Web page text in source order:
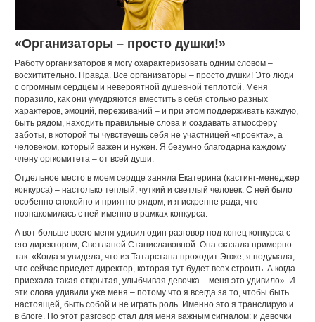
«Организаторы – просто душки!»
Работу организаторов я могу охарактеризовать одним словом –
восхитительно. Правда. Все организаторы – просто душки! Это люди
с огромным сердцем и невероятной душевной теплотой. Меня
поразило, как они умудряются вместить в себя столько разных
характеров, эмоций, переживаний – и при этом поддерживать каждую,
быть рядом, находить правильные слова и создавать атмосферу
заботы, в которой ты чувствуешь себя не участницей «проекта», а
человеком, который важен и нужен. Я безумно благодарна каждому
члену оргкомитета – от всей души.
Отдельное место в моем сердце заняла Екатерина (кастинг-менеджер
конкурса) – настолько теплый, чуткий и светлый человек. С ней было
особенно спокойно и приятно рядом, и я искренне рада, что
познакомилась с ней именно в рамках конкурса.
А вот больше всего меня удивил один разговор под конец конкурса с
его директором, Светланой Станиславовной. Она сказала примерно
так: «Когда я увидела, что из Татарстана проходит Энже, я подумала,
что сейчас приедет директор, которая тут будет всех строить. А когда
приехала такая открытая, улыбчивая девочка – меня это удивило». И
эти слова удивили уже меня – потому что я всегда за то, чтобы быть
настоящей, быть собой и не играть роль. Именно это я транслирую и
в блоге. Но этот разговор стал для меня важным сигналом: и девочки